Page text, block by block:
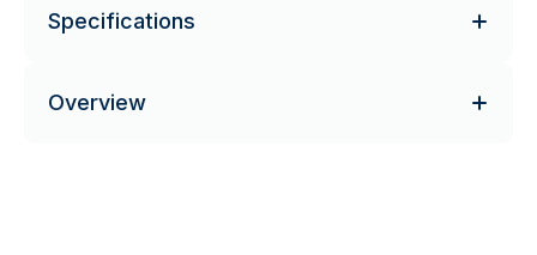
Specifications
Overview